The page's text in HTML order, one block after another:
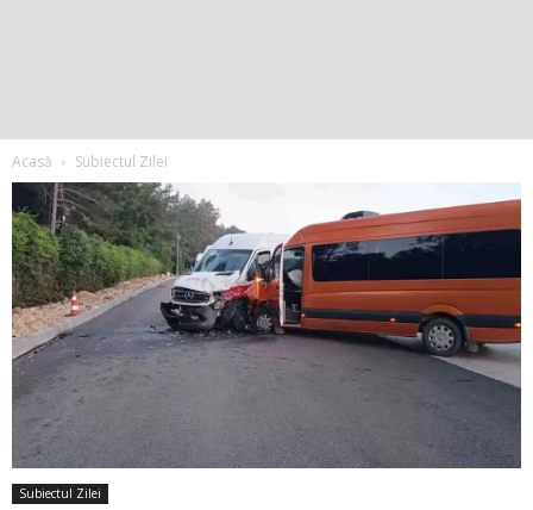
Acasă Subiectul Zilei
Subiectul Zilei